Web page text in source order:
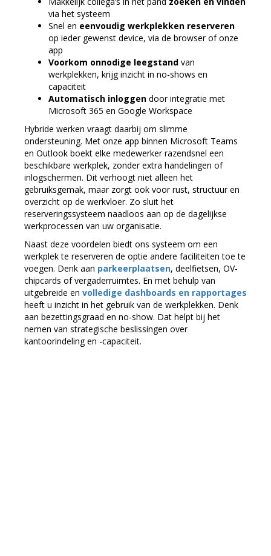
via het systeem
Snel en eenvoudig werkplekken reserveren
op ieder gewenst device, via de browser of onze
app
Voorkom onnodige leegstand van
werkplekken, krijg inzicht in no-shows en
capaciteit
Automatisch inloggen door integratie met
Microsoft 365 en Google Workspace
Hybride werken vraagt daarbij om slimme
ondersteuning. Met onze app binnen Microsoft Teams
en Outlook boekt elke medewerker razendsnel een
beschikbare werkplek, zonder extra handelingen of
inlogschermen. Dit verhoogt niet alleen het
gebruiksgemak, maar zorgt ook voor rust, structuur en
overzicht op de werkvloer. Zo sluit het
reserveringssysteem naadloos aan op de dagelijkse
werkprocessen van uw organisatie.
Naast deze voordelen biedt ons systeem om een
werkplek te reserveren de optie andere faciliteiten toe te
voegen. Denk aan parkeerplaatsen, deelfietsen, OV-
chipcards of vergaderruimtes. En met behulp van
uitgebreide en volledige dashboards en rapportages
heeft u inzicht in het gebruik van de werkplekken. Denk
aan bezettingsgraad en no-show. Dat helpt bij het
nemen van strategische beslissingen over
kantoorindeling en -capaciteit.